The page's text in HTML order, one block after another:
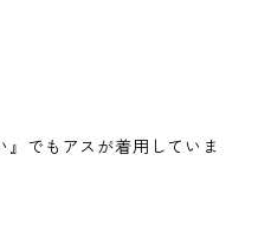
』でもアスが着用していま